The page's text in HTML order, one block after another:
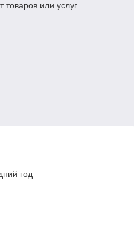
товаров или услуг
год